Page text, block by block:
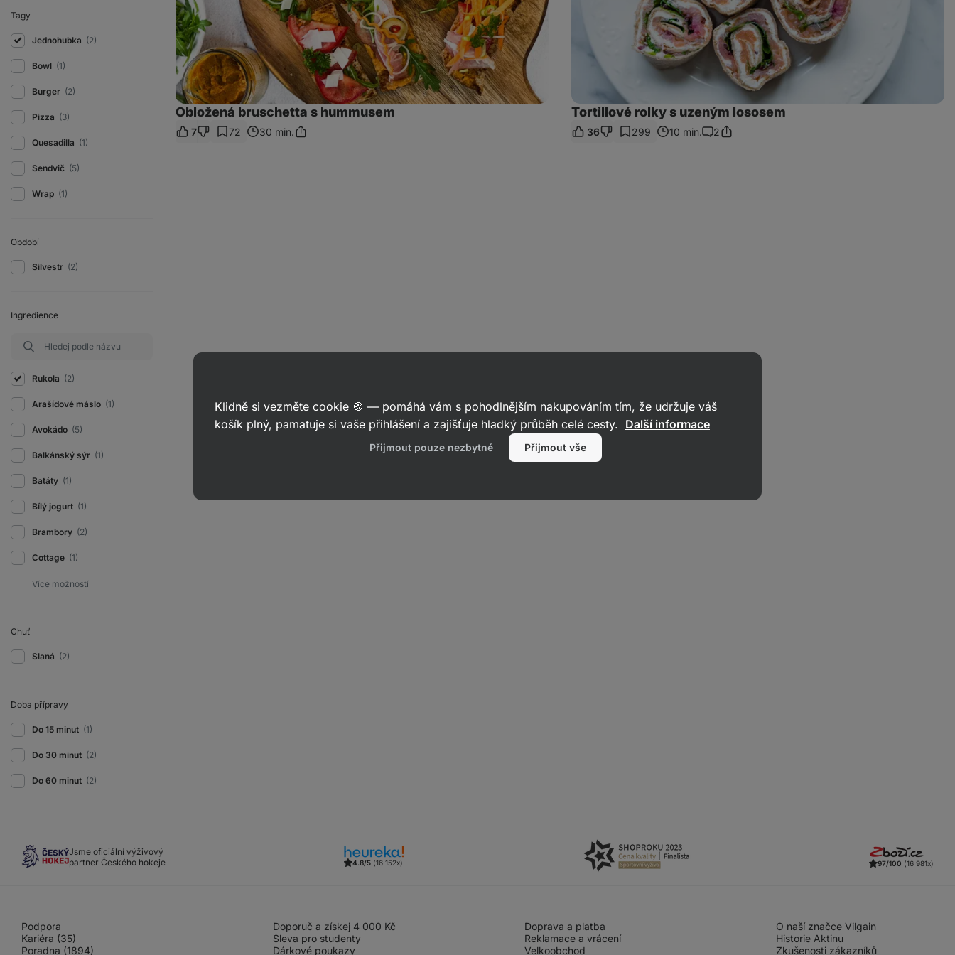
Tagy
Jednohubka (2)
Bowl (1)
Burger (2)
Pizza (3)
Quesadilla (1)
Sendvič (5)
Wrap (1)
Období
Silvestr (2)
Ingredience
Rukola (2)
Arašídové máslo (1)
Avokádo (5)
Balkánský sýr (1)
Batáty (1)
Bílý jogurt (1)
Brambory (2)
Cottage (1)
Chuť
Slaná (2)
Doba přípravy
Do 15 minut (1)
Do 30 minut (2)
Do 60 minut (2)
Obložená bruschetta s hummusem
7 72 30 min.Sdílet
Tortillové rolky s uzeným lososem
36 299 10 min.
Komentáře
2Sdílet
Jsme oficiální výživový
partner Českého hokeje
4.8/5 (16 152x) 97/100 (16 981x)
Podpora
Kariéra (35)
Poradna (1894)
Doporuč a získej 4 000 Kč
Sleva pro studenty
Dárkové poukazy
Doprava a platba
Reklamace a vrácení
Velkoobchod
O naší značce Vilgain
Historie Aktinu
Zkušenosti zákazníků
Klidně si vezměte cookie 🍪 — pomáhá vám s pohodlnějším nakupováním tím, že udržuje váš
košík plný, pamatuje si vaše přihlášení a zajišťuje hladký průběh celé cesty. Další informace
Přijmout pouze nezbytné Přijmout vše